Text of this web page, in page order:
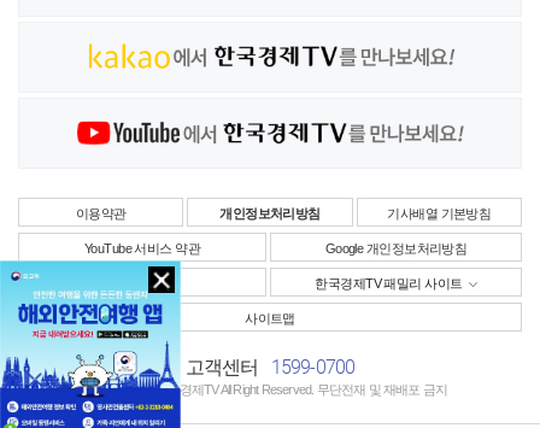
이용약관 개인정보처리방침 기사배열 기본방침
YouTube 서비스 약관 Google 개인정보처리방침
사업자정보 한국경제TV 패밀리 사이트
사이트맵
고객센터 1599-0700
Copyright © 한국경제TV All Right Reserved. 무단전재 및 재배포 금지